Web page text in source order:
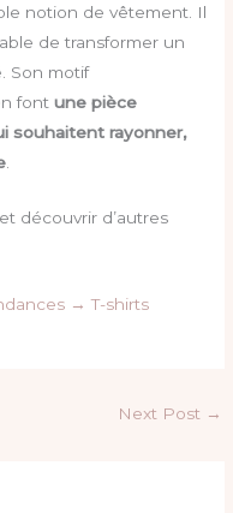
notion de vêtement. Il
de transformer un
Son motif
fontune pièce
souhaitent rayonner,
découvrir d’autres
→ T-shirts
Next Post →